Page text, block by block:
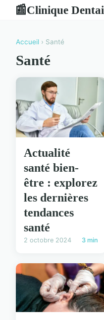
📰Clinique
Accueil › Santé
Santé
Actualité
santé bien-
être : explorez
les dernières
tendances
santé
2 octobre 2024 3 min